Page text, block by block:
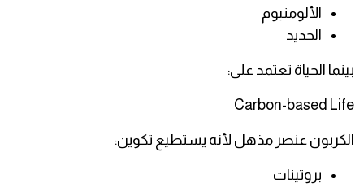
الألومنيوم
الحديد
بينما الحياة تعتمد على:
Carbon-based Life
الكربون عنصر مذهل لأنه يستطيع تكوين:
بروتينات